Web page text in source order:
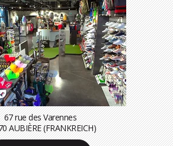
67 rue des Varennes
AUBIÈRE (FRANKREICH)